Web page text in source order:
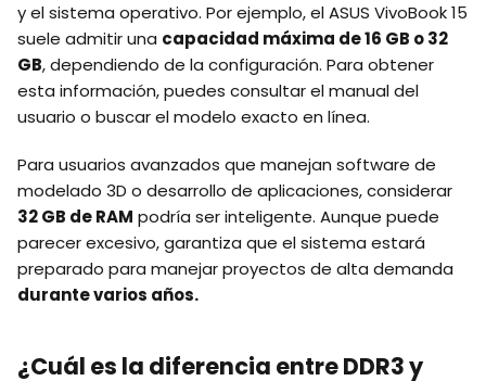
y el sistema operativo. Por ejemplo, el ASUS VivoBook 15
suele admitir una capacidad máxima de 16 GB o 32
GB, dependiendo de la configuración. Para obtener
esta información, puedes consultar el manual del
usuario o buscar el modelo exacto en línea.
Para usuarios avanzados que manejan software de
modelado 3D o desarrollo de aplicaciones, considerar
32 GB de RAM podría ser inteligente. Aunque puede
parecer excesivo, garantiza que el sistema estará
preparado para manejar proyectos de alta demanda
durante varios años.
¿Cuál es la diferencia entre DDR3 y